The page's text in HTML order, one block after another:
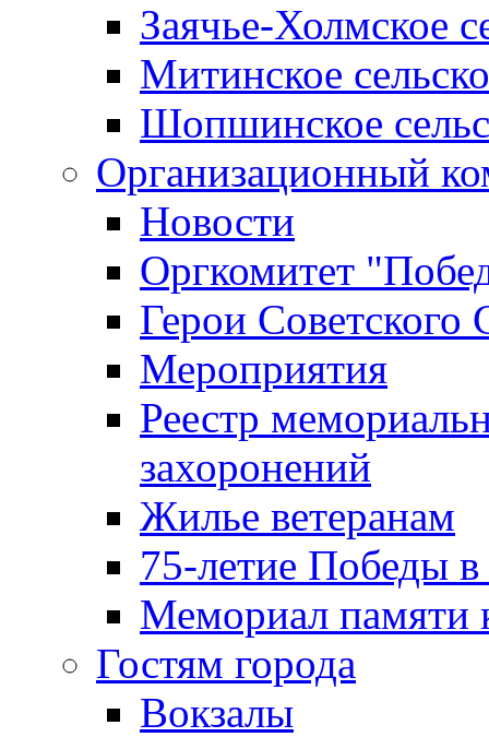
Заячье-Холмское
Митинское
Шопшинское
Организационный
Новости
Оргкомитет
Герои Советского
Мероприятия
Реестр
захоронений
Жилье ветеранам
75-летие Победы
Мемориал памяти
Гостям города
Вокзалы